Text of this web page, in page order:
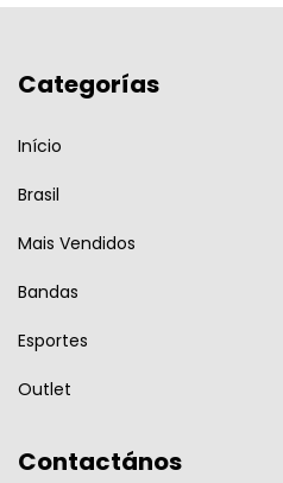
Categorías
Início
Brasil
Mais Vendidos
Bandas
Esportes
Outlet
Contactános